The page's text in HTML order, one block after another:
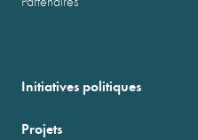
Initiatives politiques
Projets